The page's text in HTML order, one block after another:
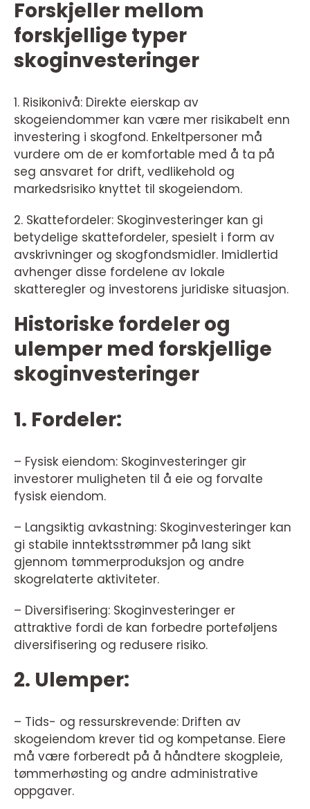
Forskjeller mellom
forskjellige typer
skoginvesteringer
1. Risikonivå: Direkte eierskap av
skogeiendommer kan være mer risikabelt enn
investering i skogfond. Enkeltpersoner må
vurdere om de er komfortable med å ta på
seg ansvaret for drift, vedlikehold og
markedsrisiko knyttet til skogeiendom.
2. Skattefordeler: Skoginvesteringer kan gi
betydelige skattefordeler, spesielt i form av
avskrivninger og skogfondsmidler. Imidlertid
avhenger disse fordelene av lokale
skatteregler og investorens juridiske situasjon.
Historiske fordeler og
ulemper med forskjellige
skoginvesteringer
1. Fordeler:
– Fysisk eiendom: Skoginvesteringer gir
investorer muligheten til å eie og forvalte
fysisk eiendom.
– Langsiktig avkastning: Skoginvesteringer kan
gi stabile inntektsstrømmer på lang sikt
gjennom tømmerproduksjon og andre
skogrelaterte aktiviteter.
– Diversifisering: Skoginvesteringer er
attraktive fordi de kan forbedre porteføljens
diversifisering og redusere risiko.
2. Ulemper:
– Tids- og ressurskrevende: Driften av
skogeiendom krever tid og kompetanse. Eiere
må være forberedt på å håndtere skogpleie,
tømmerhøsting og andre administrative
oppgaver.